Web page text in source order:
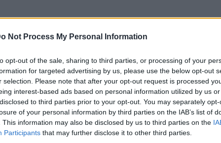
Not Process My Personal Information
opt-out of the sale, sharing to third parties, or processing of your
for targeted advertising by us, please use the below opt-out
selection. Please note that after your opt-out request is processed
interest-based ads based on personal information utilized by us
to third parties prior to your opt-out. You may separately
of your personal information by third parties on the IAB’s list of
This information may also be disclosed by us to third parties on the
Participants that may further disclose it to other third parties.
ne consomme 3.
est annoncé pour cette 918…Porsche Macan :
est relatif car ce petit SUV devrait au moins valoir